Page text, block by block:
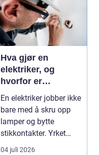
Hva gjør en
elektriker, og
hvorfor er
fagkunnskap så
viktig?
En elektriker jobber ikke
bare med å skru opp
lamper og bytte
stikkontakter. Yrket
handler om sikker...
04 juli 2026